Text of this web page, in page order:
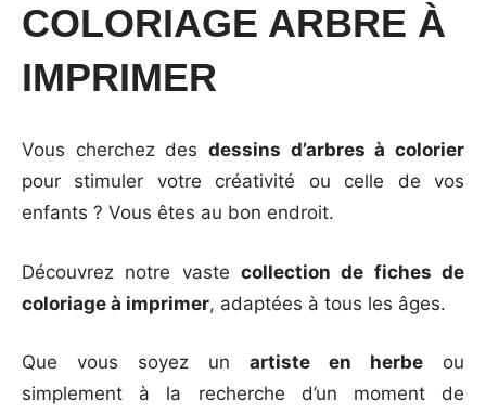
septembre
COLORIAGE ARBRE À
IMPRIMER
Vous cherchez des dessins d’arbres à colorier
pour stimuler votre créativité ou celle de vos
enfants ? Vous êtes au bon endroit.
Découvrez notre vaste collection de fiches de
coloriage à imprimer, adaptées à tous les âges.
Que vous soyez un artiste en herbe ou
simplement à la recherche d’un moment de